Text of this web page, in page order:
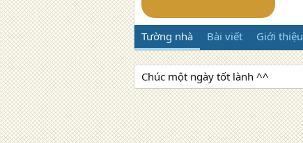
Tường nhà Bài viết Giới thiệu
Chúc một ngày tốt lành ^^